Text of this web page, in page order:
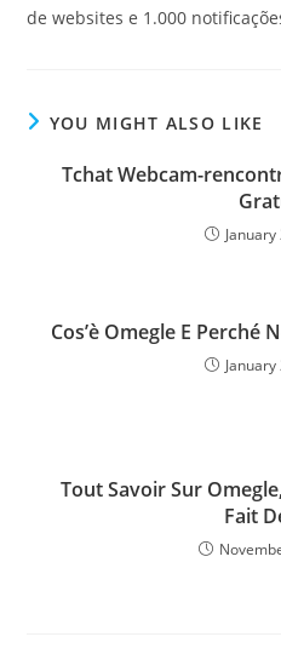
de websites e 1.000
YOU MIGHT ALSO LIKE
Tchat Webcam-
Cos’è Omegle E Perché
Tout Savoir Sur
Fait